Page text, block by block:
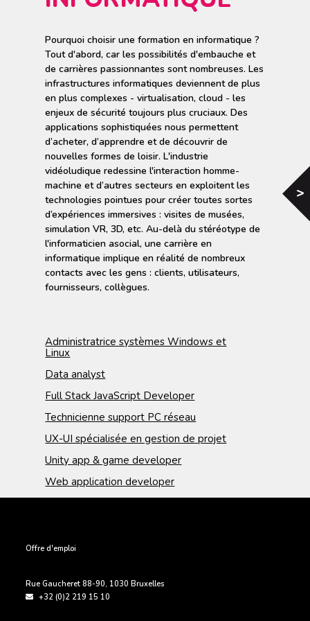
Pourquoi choisir une formation en informatique ?
Tout d'abord, car les possibilités d'embauche et
de carrières passionnantes sont nombreuses. Les
infrastructures informatiques deviennent de plus
en plus complexes - virtualisation, cloud - les
enjeux de sécurité toujours plus cruciaux. Des
applications sophistiquées nous permettent
d’acheter, d’apprendre et de découvrir de
nouvelles formes de loisir. L'industrie
vidéoludique redessine l'interaction homme-
machine et d’autres secteurs en exploitent les
technologies pointues pour créer toutes sortes
d’expériences immersives : visites de musées,
simulation VR, 3D, etc. Au-delà du stéréotype de
l'informaticien asocial, une carrière en
informatique implique en réalité de nombreux
contacts avec les gens : clients, utilisateurs,
fournisseurs, collègues.
<
Administratrice systèmes Windows et
Linux
Data analyst
Full Stack JavaScript Developer
Technicienne support PC réseau
UX-UI spécialisée en gestion de projet
Unity app & game developer
Web application developer
PIED DE PAGE
Offre d'emploi
Rue Gaucheret 88-90, 1030 Bruxelles
+32 (0)2 219 15 10